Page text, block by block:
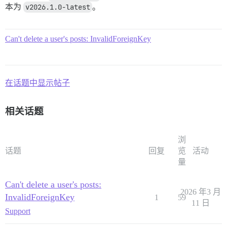
本为 v2026.1.0-latest 。
Can't delete a user's posts: InvalidForeignKey
在话题中显示帖子
相关话题
话题 回复
浏
览
量
活动
Can't delete a user's posts:
InvalidForeignKey
Support
1 59
2026 年3 月
11 日